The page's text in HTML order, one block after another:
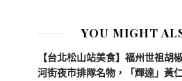
YOU MIGHT
【台北松山站美食】福州世祖胡
河街夜市排隊名物，「輝達」黃